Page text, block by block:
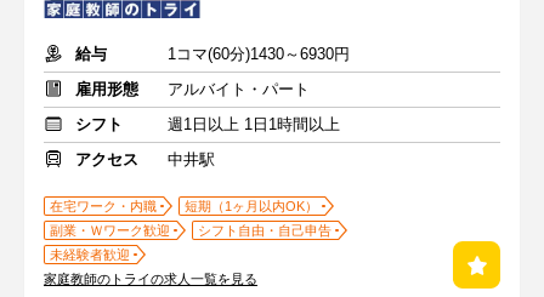
給与
1コマ(60分)1430～6930円
雇用形態
アルバイト・パート
シフト
週1日以上 1日1時間以上
アクセス
中井駅
在宅ワーク・内職
短期（1ヶ月以内OK）
副業・Ｗワーク歓迎
シフト自由・自己申告
未経験者歓迎
家庭教師のトライの求人一覧を見る